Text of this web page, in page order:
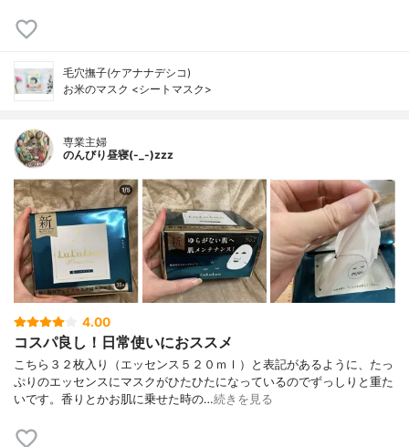
毛穴撫子(ケアナナデシコ)
お米のマスク <シートマスク>
専業主婦
のんびり昼寝(-_-)zzz
4.00
コスパ良し！日常使いにおススメ
こちら３２枚入り（エッセンス５２０ｍｌ）と表記があるように、たっ
ぷりのエッセンスにマスクがひたひたになっているのでずっしりと重た
いです。香りとかお肌に乗せた時の…続きを見る